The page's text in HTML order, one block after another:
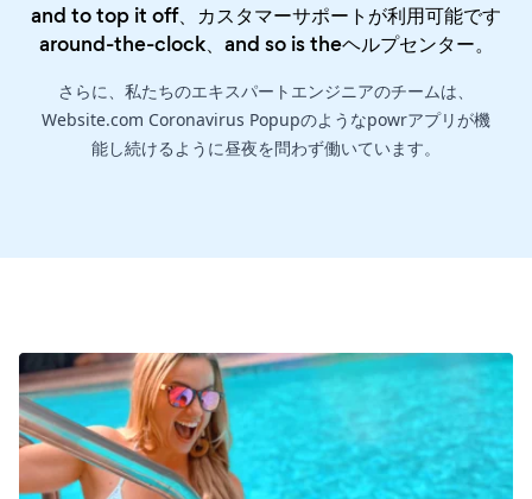
and to top it off、カスタマーサポートが利用可能です
around-the-clock、and so is theヘルプセンター。
さらに、私たちのエキスパートエンジニアのチームは、
Website.com Coronavirus Popupのようなpowrアプリが機
能し続けるように昼夜を問わず働いています。